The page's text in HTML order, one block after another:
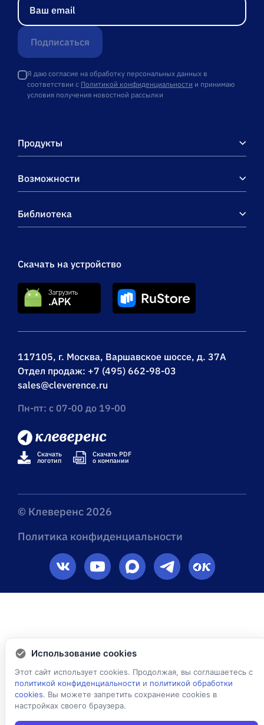
Использование cookies
Этот сайт использует cookies. Продолжая, вы соглашаетесь с
политикой конфиденциальности и политикой обработки
cookies. Вы можете запретить сохранение cookies в
настройках своего браузера.
Подписаться
Я даю согласие на обработку персональных данных в
соответствии с Политикой конфиденциальности и принимаю
условия получения новостной рассылки
117105, г. Москва, Варшавское шоссе, д. 37А
Отдел продаж: +7 (495) 662-98-03
sales@cleverence.ru
Пн-пт: с 07-00 до 19-00
Скачать на устройство
Скачать
логотип
Скачать PDF
о компании
Продукты
Возможности
Библиотека
© Клеверенс 2026
Политика конфиденциальности